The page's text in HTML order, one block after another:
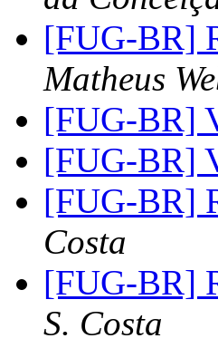
[FUG-BR]
Matheus
[FUG-BR]
[FUG-BR]
[FUG-BR]
Costa
[FUG-BR]
S. Costa